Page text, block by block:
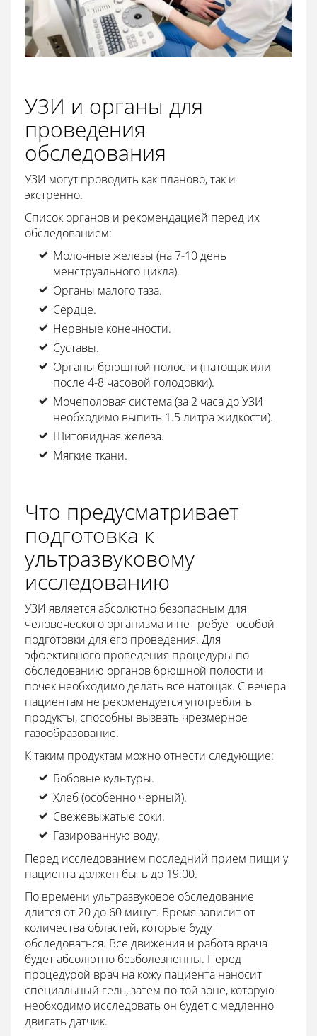
УЗИ и органы для
проведения
обследования
УЗИ могут проводить как планово, так и
экстренно.
Список органов и рекомендацией перед их
обследованием:
Молочные железы (на 7-10 день
менструального цикла).
Органы малого таза.
Сердце.
Нервные конечности.
Суставы.
Органы брюшной полости (натощак или
после 4-8 часовой голодовки).
Мочеполовая система (за 2 часа до УЗИ
необходимо выпить 1.5 литра жидкости).
Щитовидная железа.
Мягкие ткани.
Что предусматривает
подготовка к
ультразвуковому
исследованию
УЗИ является абсолютно безопасным для
человеческого организма и не требует особой
подготовки для его проведения. Для
эффективного проведения процедуры по
обследованию органов брюшной полости и
почек необходимо делать все натощак. С вечера
пациентам не рекомендуется употреблять
продукты, способны вызвать чрезмерное
газообразование.
К таким продуктам можно отнести следующие:
Бобовые культуры.
Хлеб (особенно черный).
Свежевыжатые соки.
Газированную воду.
Перед исследованием последний прием пищи у
пациента должен быть до 19:00.
По времени ультразвуковое обследование
длится от 20 до 60 минут. Время зависит от
количества областей, которые будут
обследоваться. Все движения и работа врача
будет абсолютно безболезненны. Перед
процедурой врач на кожу пациента наносит
специальный гель, затем по той зоне, которую
необходимо исследовать он будет с медленно
двигать датчик.